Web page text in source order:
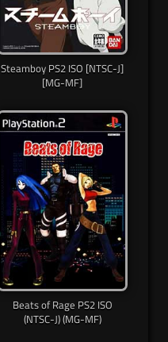
Steamboy PS2 ISO [NTSC-J]
[MG-MF]
Beats of Rage PS2 ISO
(NTSC-J) (MG-MF)